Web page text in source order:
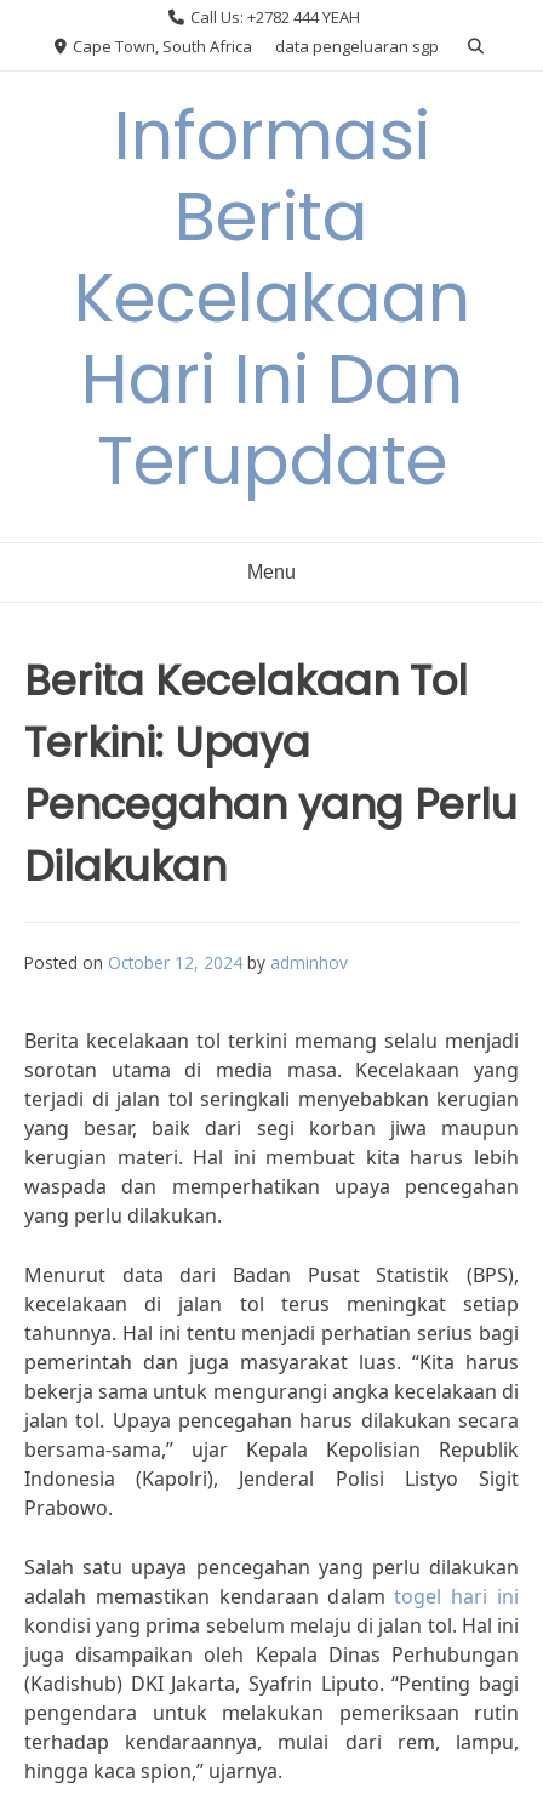
Call Us: +2782 444 YEAH
Cape Town, South Africa
data pengeluaran sgp
Informasi
Berita
Kecelakaan
Hari Ini Dan
Terupdate
Menu
Berita Kecelakaan Tol
Terkini: Upaya
Pencegahan yang Perlu
Dilakukan
Posted on October 12, 2024 by adminhov
Berita kecelakaan tol terkini memang selalu menjadi
sorotan utama di media masa. Kecelakaan yang
terjadi di jalan tol seringkali menyebabkan kerugian
yang besar, baik dari segi korban jiwa maupun
kerugian materi. Hal ini membuat kita harus lebih
waspada dan memperhatikan upaya pencegahan
yang perlu dilakukan.
Menurut data dari Badan Pusat Statistik (BPS),
kecelakaan di jalan tol terus meningkat setiap
tahunnya. Hal ini tentu menjadi perhatian serius bagi
pemerintah dan juga masyarakat luas. “Kita harus
bekerja sama untuk mengurangi angka kecelakaan di
jalan tol. Upaya pencegahan harus dilakukan secara
bersama-sama,” ujar Kepala Kepolisian Republik
Indonesia (Kapolri), Jenderal Polisi Listyo Sigit
Prabowo.
Salah satu upaya pencegahan yang perlu dilakukan
adalah memastikan kendaraan dalamtogel hari ini
kondisi yang prima sebelum melaju di jalan tol. Hal ini
juga disampaikan oleh Kepala Dinas Perhubungan
(Kadishub) DKI Jakarta, Syafrin Liputo. “Penting bagi
pengendara untuk melakukan pemeriksaan rutin
terhadap kendaraannya, mulai dari rem, lampu,
hingga kaca spion,” ujarnya.